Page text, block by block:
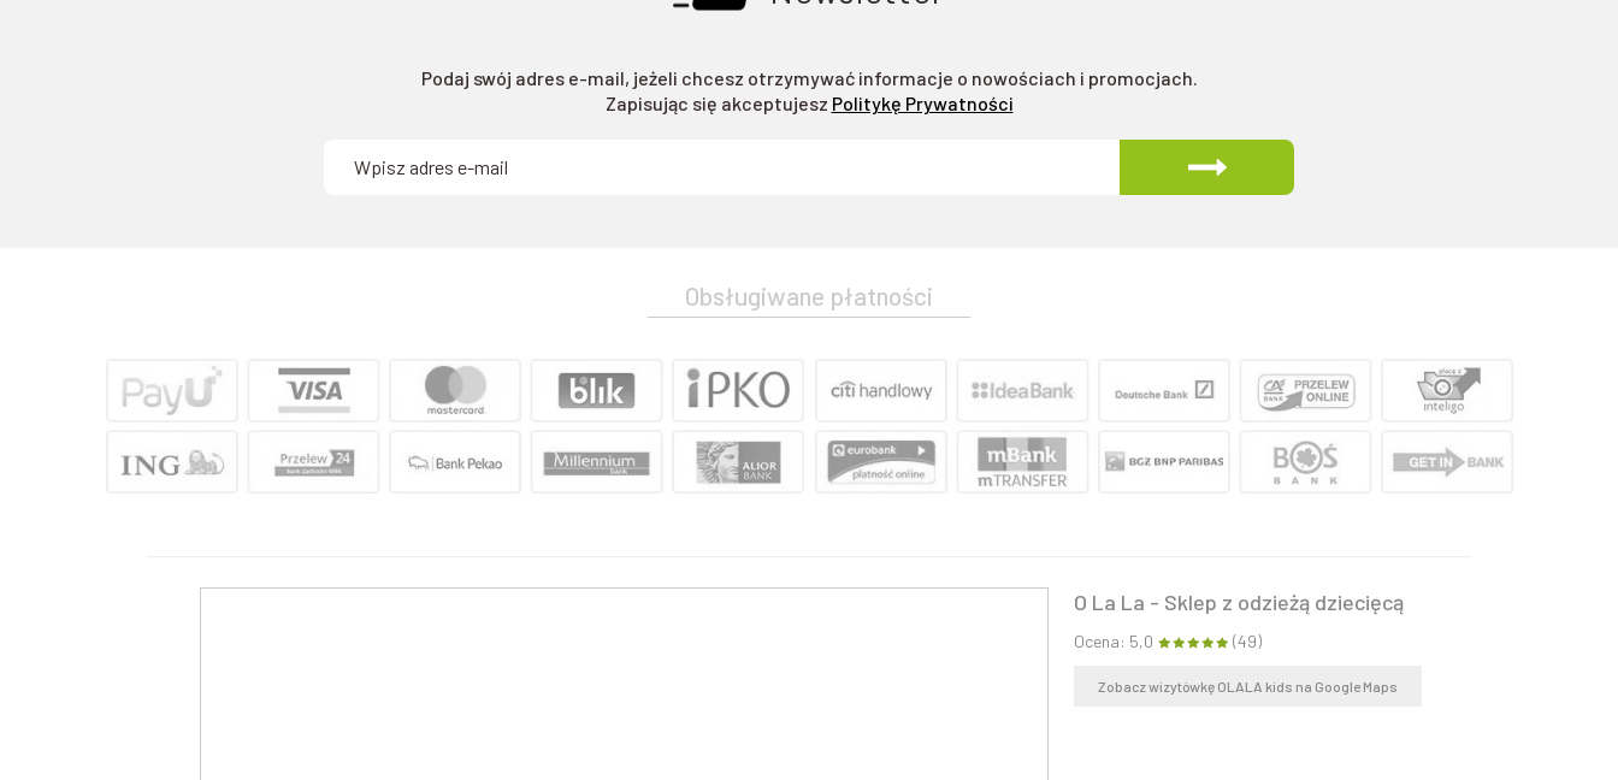
Podaj swój adres e-mail, jeżeli chcesz otrzymywać informacje o nowościach i promocjach.
Zapisując się akceptujesz Politykę Prywatności
Obsługiwane płatności
O La La - Sklep z odzieżą dziecięcą
Ocena: 5,0 (49)
Zobacz wizytówkę OLALA kids na Google Maps